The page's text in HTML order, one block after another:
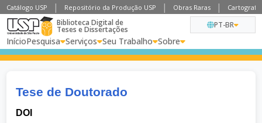
Catálogo USP Repositório da Produção USP Obras Raras
Biblioteca Digital de
Teses e Dissertações
InícioPesquisa Serviços Seu Trabalho Sobre
PT-BR
Tese de Doutorado
DOI